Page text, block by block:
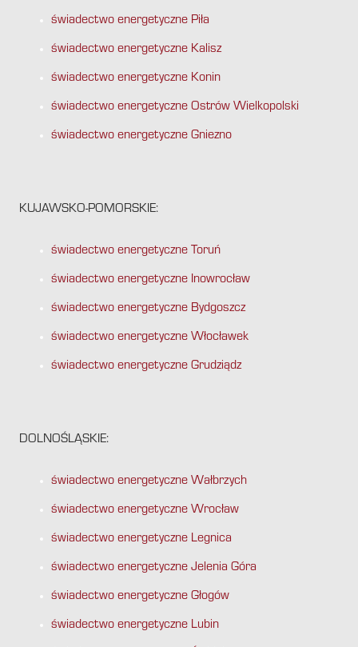
świadectwo energetyczne Piła
świadectwo energetyczne Kalisz
świadectwo energetyczne Konin
świadectwo energetyczne Ostrów Wielkopolski
świadectwo energetyczne Gniezno
KUJAWSKO-POMORSKIE:
świadectwo energetyczne Toruń
świadectwo energetyczne Inowrocław
świadectwo energetyczne Bydgoszcz
świadectwo energetyczne Włocławek
świadectwo energetyczne Grudziądz
DOLNOŚLĄSKIE:
świadectwo energetyczne Wałbrzych
świadectwo energetyczne Wrocław
świadectwo energetyczne Legnica
świadectwo energetyczne Jelenia Góra
świadectwo energetyczne Głogów
świadectwo energetyczne Lubin